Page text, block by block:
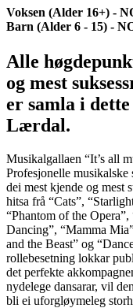
Voksen (Alder 16+) -
Barn (Alder 6 - 15) -
Alle
og mest
er samla i
Lærdal.
Musikalgallaen “It’s all
Profesjonelle musikalske
dei mest kjende og mest
hitsa frå “Cats”,
“Phantom of the
Dancing”, “Mamma
and the Beast” og
rollebesetning lokkar
det perfekte
nydelege dansarar, vil
bli ei uforgløymeleg